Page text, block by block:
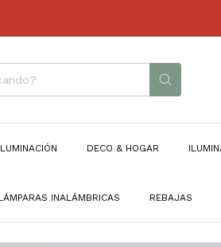
DECO & HOGAR
INALÁMBRICAS REBAJAS